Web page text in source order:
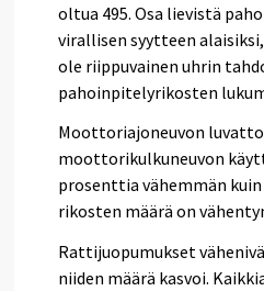
oltua 495. Osa lievistä
virallisen syytteen
ole riippuvainen uhrin
pahoinpitelyrikosten
Moottoriajoneuvon
moottorikulkuneuvon
prosenttia vähemmän
rikosten määrä on
Rattijuopumukset
niiden määrä kasvoi.